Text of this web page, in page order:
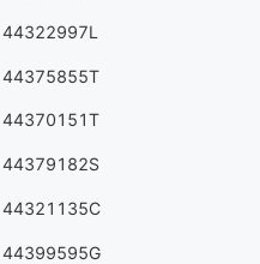
44322997L
44375855T
44370151T
44379182S
44321135C
44399595G